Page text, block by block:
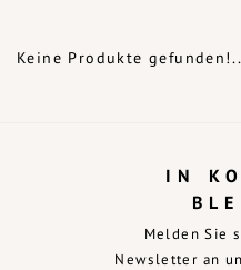
Keine Produkte
IN
Melden Sie
Newsletter an